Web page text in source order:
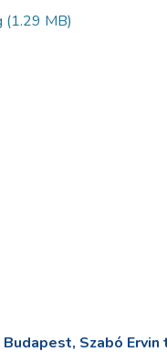
(1.29 MB)
Szabó Ervin